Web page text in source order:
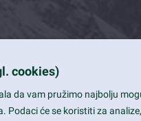
cookies)
da vam pružimo najbolju
će se koristiti za